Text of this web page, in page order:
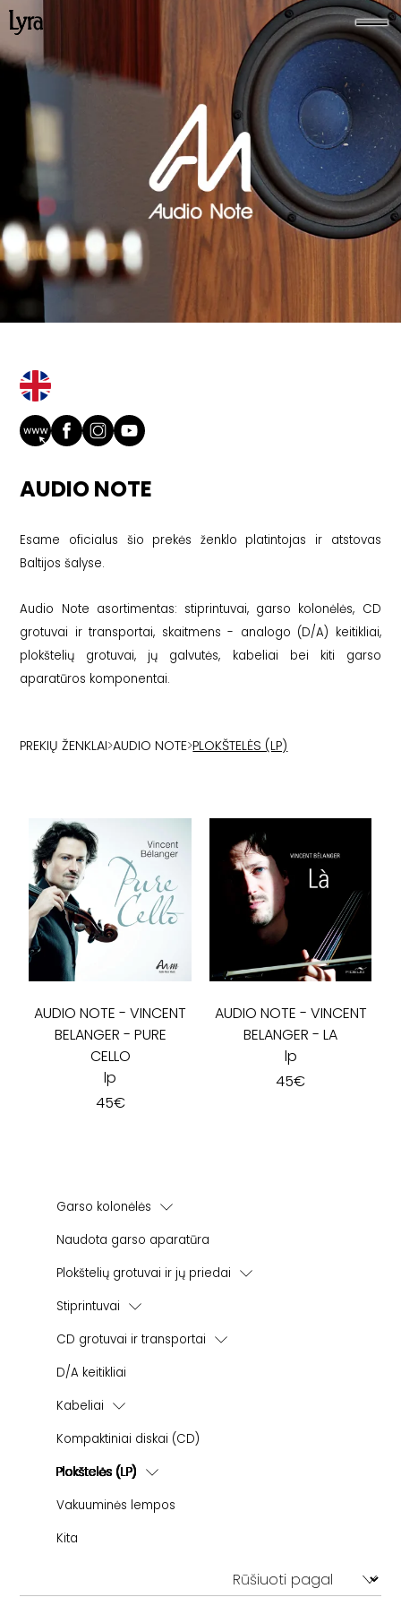
AUDIO NOTE
Esame oficialus šio prekės ženklo platintojas ir atstovas
Baltijos šalyse.
Audio Note asortimentas: stiprintuvai, garso kolonėlės, CD
grotuvai ir transportai, skaitmens - analogo (D/A) keitikliai,
plokštelių grotuvai, jų galvutės, kabeliai bei kiti garso
aparatūros komponentai.
PREKIŲ ŽENKLAI>AUDIO NOTE>PLOKŠTELĖS (LP)
Garso kolonėlės
Ant grindų statomos kolonėlės
Naudota garso aparatūra
Plokštelių grotuvai ir jų priedai
Plokštelių grotuvai - patefonai
Korekciniai stiprintuvai
Tonearmai
Pakaitinės adatėlės
Step-Up transformatoriai
Stiprintuvai
Integruoti stiprintuvai
CD grotuvai ir transportai
CD grotuvai
D/A keitikliai
Kabeliai
Kolonėlių kabeliai
Maitinimo kabeliai
Kompaktiniai diskai (CD)
Plokštelės (LP)
Classical
Vakuuminės lempos
Kita
AUDIO NOTE -VINCENT
BELANGER - PURE
CELLO
lp
45€
AUDIO NOTE - VINCENT
BELANGER - LA
lp
45€